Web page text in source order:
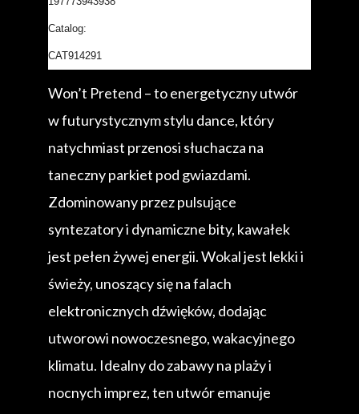
Catalog:
CAT914291
Won’t Pretend – to energetyczny utwór
w futurystycznym stylu dance, który
natychmiast przenosi słuchacza na
taneczny parkiet pod gwiazdami.
Zdominowany przez pulsujące
syntezatory i dynamiczne bity, kawałek
jest pełen żywej energii. Wokal jest lekki i
świeży, unoszący się na falach
elektronicznych dźwięków, dodając
utworowi nowoczesnego, wakacyjnego
klimatu. Idealny do zabawy na plaży i
nocnych imprez, ten utwór emanuje